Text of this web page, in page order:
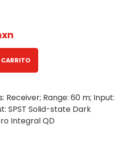
Receiver; Range: 60 m; Input:
SPST Solid-state Dark
Integral QD